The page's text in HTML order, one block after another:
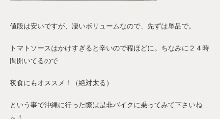
値段は安いですが、凄いボリュームなので、先ずは単品で。
トマトソースはかけすぎると辛いので程ほどに。ちなみに２４時
間開いてるので
夜食にもオススメ！（絶対太る）
という事で沖縄に行った際は是非バイクに乗ってみて下さいね